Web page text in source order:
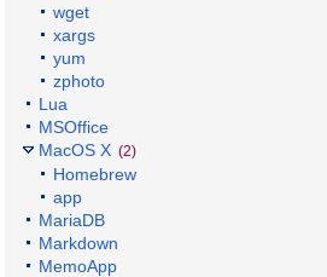
wget
xargs
yum
zphoto
Lua
MSOffice
MacOS X (2)
Homebrew
app
MariaDB
Markdown
MemoApp